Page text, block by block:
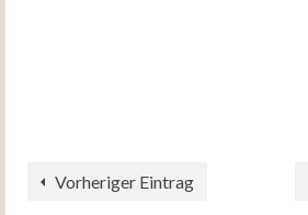
Vorheriger Eintrag